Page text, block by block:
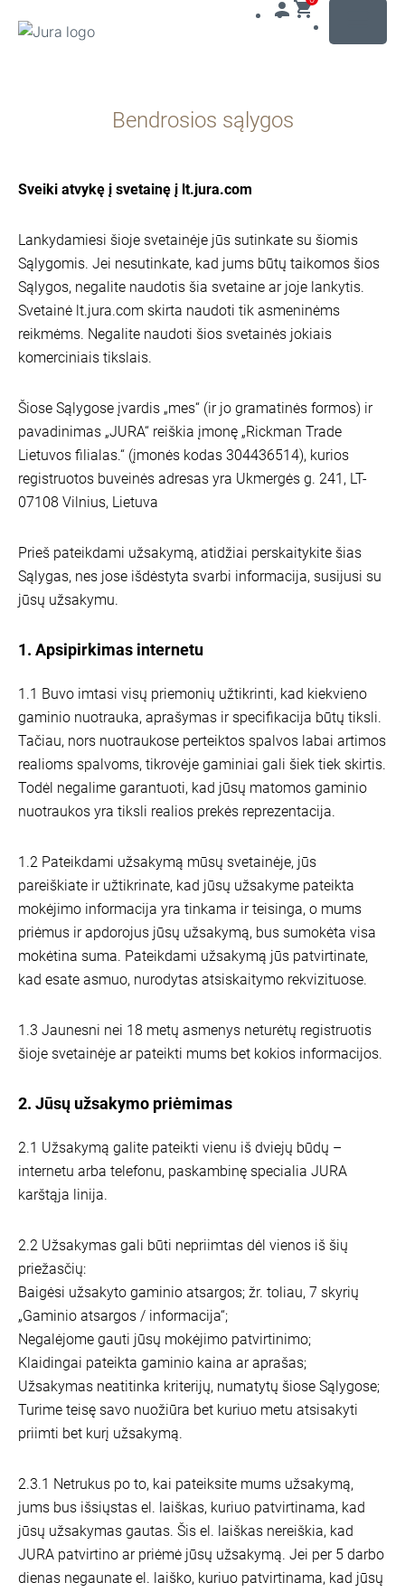
paieškos
Bendrosios sąlygos
Sveiki atvykę į svetainę į lt.jura.com
Lankydamiesi šioje svetainėje jūs sutinkate su šiomis
Sąlygomis. Jei nesutinkate, kad jums būtų taikomos šios
Sąlygos, negalite naudotis šia svetaine ar joje lankytis.
Svetainė lt.jura.com skirta naudoti tik asmeninėms
reikmėms. Negalite naudoti šios svetainės jokiais
komerciniais tikslais.
Šiose Sąlygose įvardis „mes“ (ir jo gramatinės formos) ir
pavadinimas „JURA“ reiškia įmonę „Rickman Trade
Lietuvos filialas.“ (įmonės kodas 304436514), kurios
registruotos buveinės adresas yra Ukmergės g. 241, LT-
07108 Vilnius, Lietuva
Prieš pateikdami užsakymą, atidžiai perskaitykite šias
Sąlygas, nes jose išdėstyta svarbi informacija, susijusi su
jūsų užsakymu.
1. Apsipirkimas internetu
1.1 Buvo imtasi visų priemonių užtikrinti, kad kiekvieno
gaminio nuotrauka, aprašymas ir specifikacija būtų tiksli.
Tačiau, nors nuotraukose perteiktos spalvos labai artimos
realioms spalvoms, tikrovėje gaminiai gali šiek tiek skirtis.
Todėl negalime garantuoti, kad jūsų matomos gaminio
nuotraukos yra tiksli realios prekės reprezentacija.
1.2 Pateikdami užsakymą mūsų svetainėje, jūs
pareiškiate ir užtikrinate, kad jūsų užsakyme pateikta
mokėjimo informacija yra tinkama ir teisinga, o mums
priėmus ir apdorojus jūsų užsakymą, bus sumokėta visa
mokėtina suma. Pateikdami užsakymą jūs patvirtinate,
kad esate asmuo, nurodytas atsiskaitymo rekvizituose.
1.3 Jaunesni nei 18 metų asmenys neturėtų registruotis
šioje svetainėje ar pateikti mums bet kokios informacijos.
2. Jūsų užsakymo priėmimas
2.1 Užsakymą galite pateikti vienu iš dviejų būdų –
internetu arba telefonu, paskambinę specialia JURA
karštąja linija.
2.2 Užsakymas gali būti nepriimtas dėl vienos iš šių
priežasčių:
Baigėsi užsakyto gaminio atsargos; žr. toliau, 7 skyrių
„Gaminio atsargos / informacija“;
Negalėjome gauti jūsų mokėjimo patvirtinimo;
Klaidingai pateikta gaminio kaina ar aprašas;
Užsakymas neatitinka kriterijų, numatytų šiose Sąlygose;
Turime teisę savo nuožiūra bet kuriuo metu atsisakyti
priimti bet kurį užsakymą.
2.3.1 Netrukus po to, kai pateiksite mums užsakymą,
jums bus išsiųstas el. laiškas, kuriuo patvirtinama, kad
jūsų užsakymas gautas. Šis el. laiškas nereiškia, kad
JURA patvirtino ar priėmė jūsų užsakymą. Jei per 5 darbo
dienas negaunate el. laiško, kuriuo patvirtinama, kad jūsų